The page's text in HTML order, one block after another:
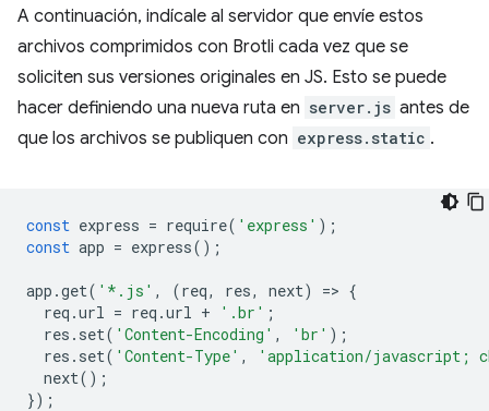
A continuación, indícale al servidor que envíe estos
archivos comprimidos con Brotli cada vez que se
soliciten sus versiones originales en JS. Esto se puede
hacer definiendo una nueva ruta en server.js antes de
que los archivos se publiquen con express.static .
const express = require( 'express' );
const app = express();
app .get( '*.js' , (req, res, next) => {
req .url = req .url + '.br' ;
res . set( 'Content-Encoding' , 'br' );
res . set( 'Content-Type' ,
'application/javascript;
next();
});